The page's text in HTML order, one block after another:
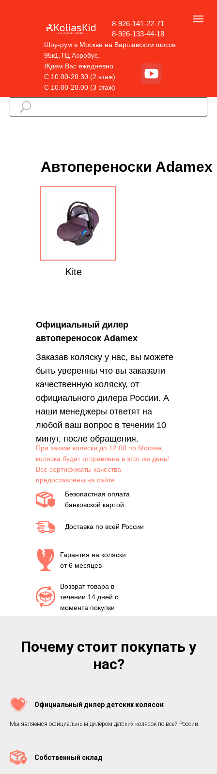
Шоу-рум в Москве на Варшавском шоссе
95к1,ТЦ Аэробус.
Ждем Вас ежедневно
С 10.00-20.30 (2 этаж)
С 10.00-20.00 (3 этаж)
8-926-141-22-71
8-926-133-44-18
Kite
Автопереноски Adamex
Официальный дилер
автопереносок Adamex
Заказав коляску у нас, вы можете
быть уверенны что вы заказали
качественную коляску, от
официального дилера России. А
наши менеджеры ответят на
любой ваш вопрос в течении 10
минут, после обращения.
При заказе коляски до 12:00 по Москве,
коляска будет отправлена в этот же день!
Все сертификаты качества
предоставлены на сайте.
Возврат товара в
течении 14 дней с
момента покупки
Гарантия на коляски
от 6 месяцев
Безопастная оплата
банковской картой
Доставка по всей России
Почему стоит покупать у
нас?
Официальный дилер детских колясок
Мы являемся официальным дилером детских колясок по всей России.
Собственный склад